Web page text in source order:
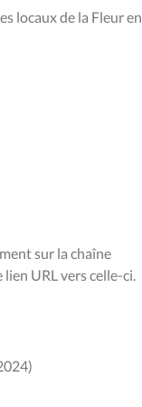
locaux de la Fleur en
sur la chaîne
URL vers celle-ci.